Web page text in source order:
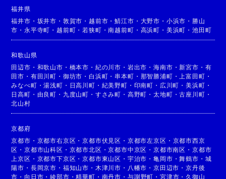
福井県
福井市 ・ 坂井市 ・ 敦賀市 ・ 越前市 ・鯖江市 ・ 大野市 ・ 小浜市 ・ 勝山
市 ・永平寺町 ・ 越前町 ・若狭町 ・南越前町 ・ 高浜町 ・ 美浜町 ・ 池田町
和歌山県
田辺市 ・ 和歌山市 ・ 橋本市 ・ 紀の川市 ・ 岩出市 ・海南市 ・新宮市 ・ 有
田市 ・ 有田川町 ・ 御坊市 ・ 白浜町 ・ 串本町 ・ 那智勝浦町 ・ 上富田町 ・
みなべ町 ・湯浅町 ・ 日高川町 ・ 紀美野町 ・ 印南町 ・ 広川町 ・美浜町 ・
日高町 ・ 由良町 ・ 九度山町 ・ すさみ町 ・ 高野町 ・太地町 ・古座川町 ・
北山村
京都府
京都市 ・ 京都市右京区 ・京都市伏見区 ・ 京都市左京区 ・ 京都市西京
区 ・京都市山科区 ・ 京都市北区 ・京都市中京区 ・京都市南区 ・ 京都市
上京区 ・ 京都市下京区 ・京都市東山区 ・ 宇治市 ・亀岡市 ・舞鶴市 ・ 城
陽市 ・ 長岡京市 ・ 福知山市 ・ 木津川市 ・ 八幡市 ・京田辺市 ・京丹後
市 ・向日市 ・綾部市 ・精華町 ・ 南丹市 ・ 与謝野町 ・ 宮津市 ・ 久御山